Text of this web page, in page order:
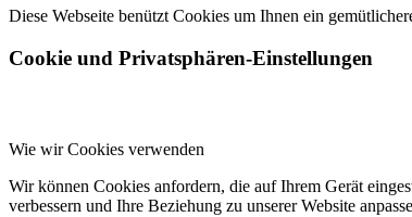
Diese Webseite benützt Cookies um Ihnen ein
Cookie und Privatsphären-Einstellungen
Wie wir Cookies verwenden
Wir können Cookies anfordern, die auf Ihrem Gerät
verbessern und Ihre Beziehung zu unserer Website